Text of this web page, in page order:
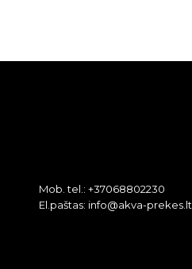
Mob. tel.: +37068802230
El.paštas: info@akva-prekes.lt